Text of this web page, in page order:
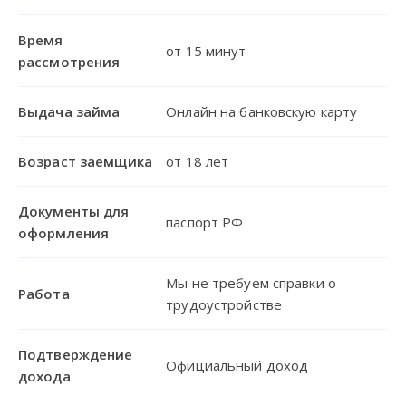
Время
рассмотрения
от 15 минут
Выдача займа Онлайн на банковскую карту
Возраст заемщика от 18 лет
Документы для
оформления
паспорт РФ
Работа
Мы не требуем справки о
трудоустройстве
Подтверждение
дохода
Официальный доход